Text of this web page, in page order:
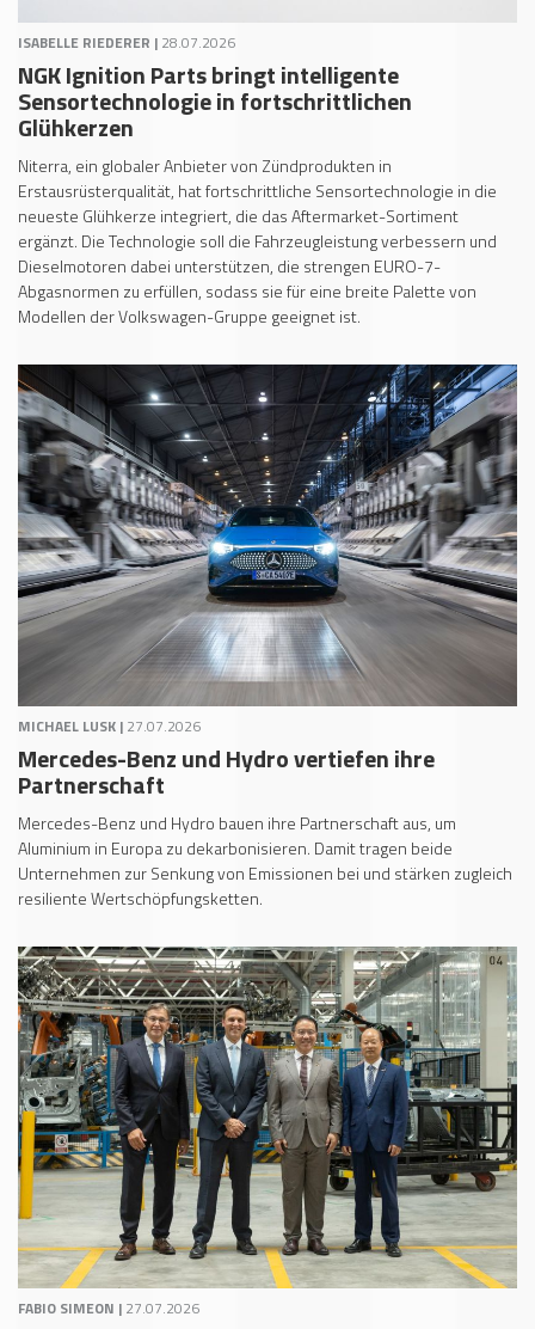
ISABELLE RIEDERER | 28.07.2026
NGK Ignition Parts bringt intelligente
Sensortechnologie in fortschrittlichen
Glühkerzen
Niterra, ein globaler Anbieter von Zündprodukten in
Erstausrüsterqualität, hat fortschrittliche Sensortechnologie in die
neueste Glühkerze integriert, die das Aftermarket-Sortiment
ergänzt. Die Technologie soll die Fahrzeugleistung verbessern und
Dieselmotoren dabei unterstützen, die strengen EURO-7-
Abgasnormen zu erfüllen, sodass sie für eine breite Palette von
Modellen der Volkswagen-Gruppe geeignet ist.
MICHAEL LUSK | 27.07.2026
Mercedes-Benz und Hydro vertiefen ihre
Partnerschaft
Mercedes-Benz und Hydro bauen ihre Partnerschaft aus, um
Aluminium in Europa zu dekarbonisieren. Damit tragen beide
Unternehmen zur Senkung von Emissionen bei und stärken zugleich
resiliente Wertschöpfungsketten.
FABIO SIMEON | 27.07.2026